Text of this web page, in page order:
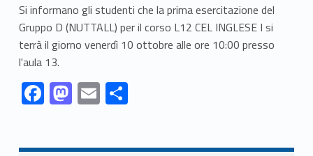
Si informano gli studenti che la prima esercitazione del
Gruppo D (NUTTALL) per il corso L12 CEL INGLESE I si
terrà il giorno venerdì 10 ottobre alle ore 10:00 presso
l'aula 13.
Link identifier #identifier__186856-1
F
ac
Link identifier #identifier__64277-2 M
as
Link identifier #identifier__125856-3 E
m
Link identifier #identifier__137248-4 C